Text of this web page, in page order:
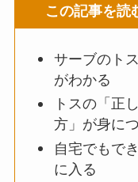
この記事を読
サーブのト
がわかる
トスの「正
方」が身に
自宅でもで
に入る